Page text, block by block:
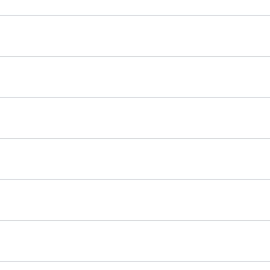
Zwölftes Buch (SGB XII)
(SGB XII)
erforderliche Unterlagen.